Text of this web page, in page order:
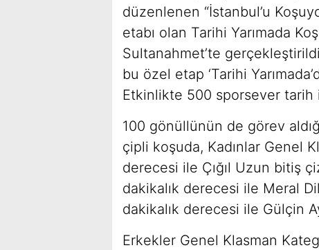
düzenlenen “İstanbul’u
etabı olan Tarihi Yarımada
Sultanahmet’te gerçekleştirildi
bu özel etap ‘Tarihi
Etkinlikte 500 sporsever
100 gönüllünün de görev
çipli koşuda, Kadınlar Genel
derecesi ile Çığıl Uzun bitiş
dakikalık derecesi ile Meral
dakikalık derecesi ile Gülçin
Erkekler Genel Klasman